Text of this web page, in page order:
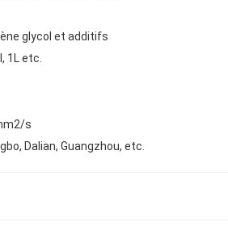
glycol et additifs
1L etc.
s
Dalian, Guangzhou, etc.